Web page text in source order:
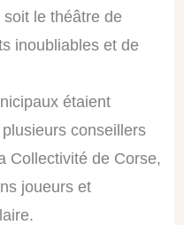
le théâtre de
inoubliables et de
étaient
conseillers
Collectivité de Corse,
joueurs et